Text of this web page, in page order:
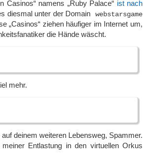
Casinos“ namens „Ruby Palace“ ist nach
diesmal unter der Domain
webstarsgame
„Casinos“ ziehen häufiger im Internet um,
die Hände wäscht.
mehr.
deinem weiteren Lebensweg, Spammer.
Entlastung in den virtuellen Orkus